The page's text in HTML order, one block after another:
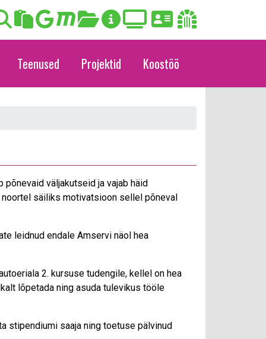
Teenused Projektid Koostöö
väljakutseid ja vajab häid
säiliks motivatsioon sellel põneval
leidnud endale Amservi näol hea
2. kursuse tudengile, kellel on hea
lõpetada ning asuda tulevikus tööle
stipendiumi saaja ning toetuse pälvinud